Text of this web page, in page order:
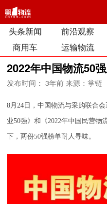
头条新闻 前沿观察
商用车
运输物流
2022年中国物流50
发布时间： 3年前来源：掌链
8月24日，中国物流与采购联合
业50强》和《2022年中国民营物
下，两份50强榜单耐人寻味。